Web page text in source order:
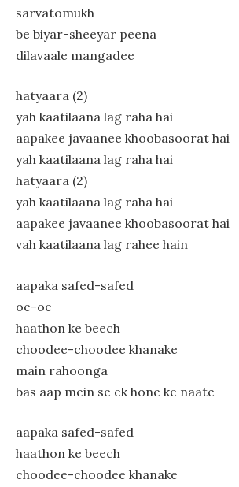
sarvatomukh
be biyar-sheeyar peena
dilavaale mangadee
hatyaara (2)
yah kaatilaana lag raha hai
aapakee javaanee khoobasoorat hai
yah kaatilaana lag raha hai
hatyaara (2)
yah kaatilaana lag raha hai
aapakee javaanee khoobasoorat hai
vah kaatilaana lag rahee hain
aapaka safed-safed
oe-oe
haathon ke beech
choodee-choodee khanake
main rahoonga
bas aap mein se ek hone ke naate
aapaka safed-safed
haathon ke beech
choodee-choodee khanake